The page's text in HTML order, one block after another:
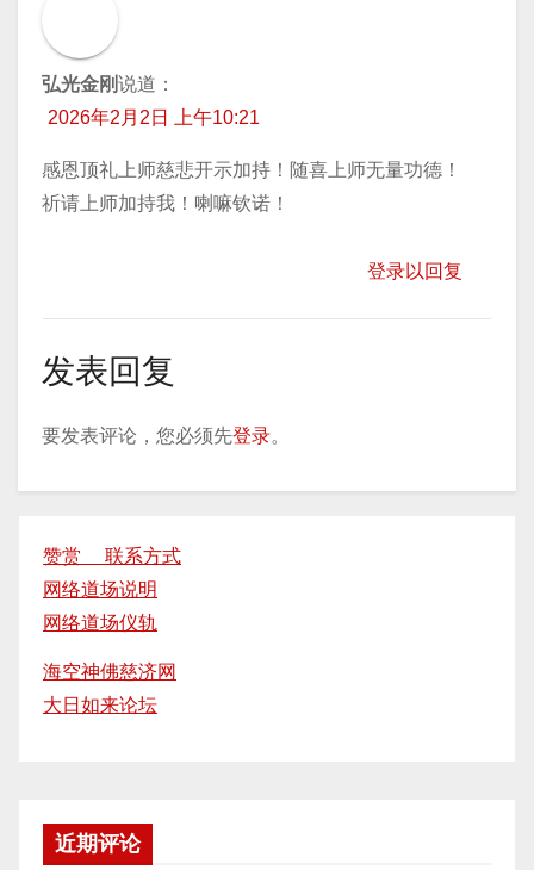
弘光金刚说道：
2026年2月2日 上午10:21
感恩顶礼上师慈悲开示加持！随喜上师无量功德！
祈请上师加持我！喇嘛钦诺！
登录以回复
发表回复
要发表评论，您必须先登录。
赞赏 联系方式
网络道场说明
网络道场仪轨
海空神佛慈济网
大日如来论坛
近期评论